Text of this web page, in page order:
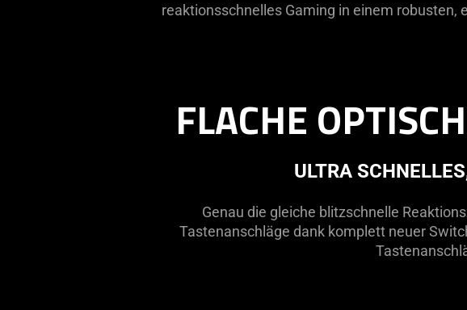
reaktionsschnelles Gaming in einem robusten,
FLACHE
ULTRA
Genau die gleiche blitzschnelle
Tastenanschläge dank komplett neuer